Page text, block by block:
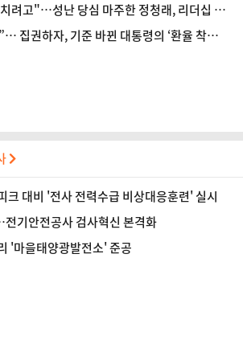
려고"…성난 당심 마주한 정청래, 리더십 흔
집권하자, 기준 바뀐 대통령의 ‘환율 착시’
크 대비 '전사 전력수급 비상대응훈련' 실시
기안전공사 검사혁신 본격화
'마을태양광발전소' 준공